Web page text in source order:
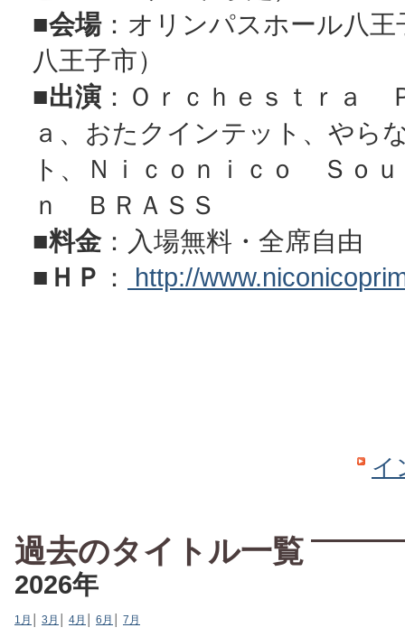
■会場：オリンパスホール八王
八王子市）
■出演 ：Ｏｒｃｈｅｓｔｒａ
ａ、おたクインテット、やら
ト、Ｎｉｃｏｎｉｃｏ Ｓｏ
ｎ ＢＲＡＳＳ
■料金：入場無料・全席自由
■ ＨＰ ： http://
イ
過去のタイトル一覧
2026年
1月 3月 4月 6月 7月